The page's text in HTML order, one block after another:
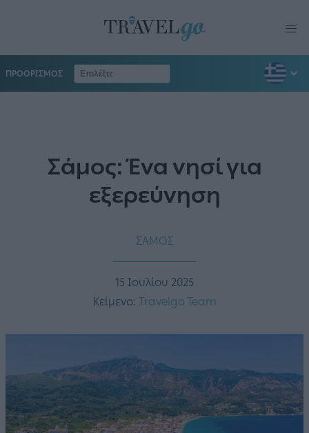
ΠΡΟΟΡΙΣΜΟΣ
Σάμος: Ένα νησί για
εξερεύνηση
ΣΑΜΟΣ
15 Ιουλίου 2025
Κείμενο: Travelgo Team